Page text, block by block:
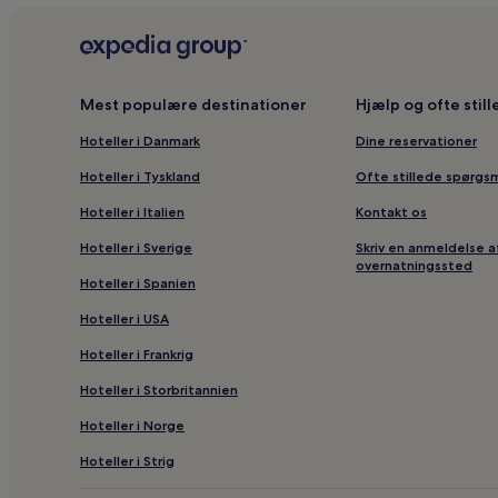
Kæledyrsvenlige hoteller i Balka
Billige hoteller i Balka
2-Stjernede hoteller i Balka Strand
Hoteller i Balka Strand
Kæledyrsvenlige hoteller i Svaneke
Hoteller i Langedeby
Hoteller i nærheden af Sct. Povls Kirke
Hoteller i Nexø
Mest populære destinationer
Hoteller i Danmark
Hoteller i Tyskland
Hoteller i Italien
Hoteller i Sverige
Hoteller i Spanien
Hoteller i USA
Hoteller i Frankrig
Hoteller i Storbritannien
Hoteller i Norge
Hoteller i Strig
Hjælp og ofte
Dine reservationer
Ofte stillede
Kontakt os
Skriv en anmeldelse
overnatningssted